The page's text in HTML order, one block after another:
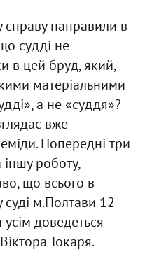
справу направили в
судді не
в цей бруд, який,
матеріальними
а не «суддя»?
вже
Попередні три
роботу,
що всього в
м.Полтави 12
доведеться
Токаря.